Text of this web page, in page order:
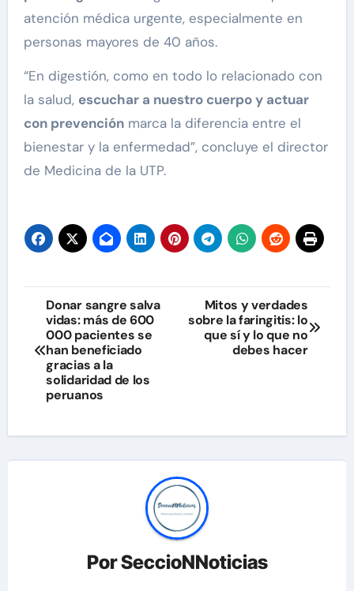
atención médica urgente, especialmente en
personas mayores de 40 años.
“En digestión, como en todo lo relacionado con
la salud, escuchar a nuestro cuerpo y actuar
con prevenciónmarca la diferencia entre el
bienestar y la enfermedad”, concluye el director
de Medicina de la UTP.
Navegación
de
entradas
Donar sangre salva
vidas: más de 600
000 pacientes se
han beneficiado
gracias a la
solidaridad de los
peruanos
Mitos y verdades
sobre la faringitis: lo
que sí y lo que no
debes hacer
PorSeccioNNoticias